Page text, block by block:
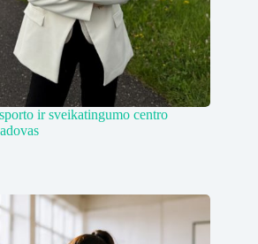
ir sveikatingumo centro